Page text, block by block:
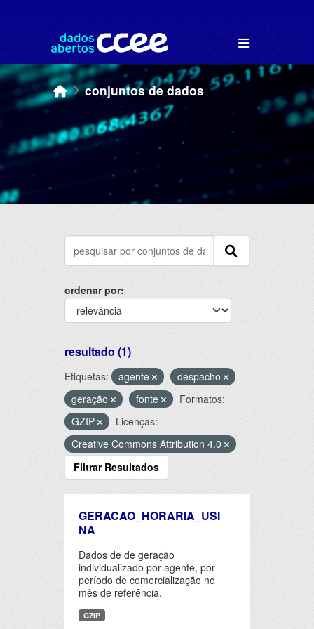
conjuntos de dados
ordenar por
resultado (1)
Etiquetas: agente
despacho
geração
fonte
Formatos:
GZIP
Licenças:
Creative Commons Attribution 4.0
Filtrar Resultados
GERACAO_HORARIA_USI
NA
Dados de de geração
individualizado por agente, por
período de comercialização no
mês de referência.
GZIP